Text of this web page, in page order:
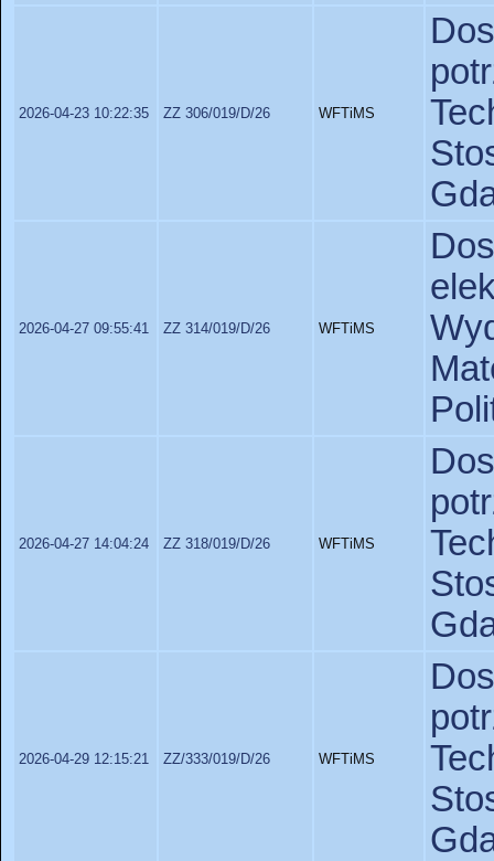
2026-04-23 10:22:35 ZZ 306/019/D/26 WFTiMS
2026-04-27 09:55:41 ZZ 314/019/D/26 WFTiMS
2026-04-27 14:04:24 ZZ 318/019/D/26 WFTiMS
2026-04-29 12:15:21 ZZ/333/019/D/26 WFTiMS